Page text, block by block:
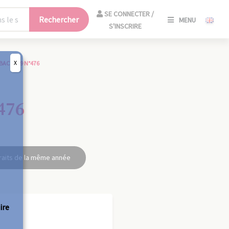
Rechercher
SE CONNECTER /
S'INSCRIRE
MENU
1949 N°476
de la même année
X